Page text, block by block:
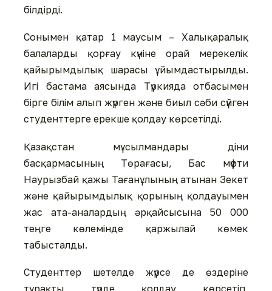
білдірді.
Сонымен қатар 1 маусым – Халықаралық
балаларды қорғау күніне орай мерекелік
қайырымдылық шарасы ұйымдастырылды.
Игі бастама аясында Түркияда отбасымен
бірге білім алып жүрген және биыл сәби сүйген
студенттерге ерекше қолдау көрсетілді.
Қазақстан мұсылмандары діни
басқармасының Төрағасы, Бас мүфти
Наурызбай қажы Тағанұлының атынан Зекет
және қайырымдылық қорының қолдауымен
жас ата-аналардың әрқайсысына 50 000
теңге көлемінде қаржылай көмек
табысталды.
Студенттер шетелде жүрсе де өздеріне